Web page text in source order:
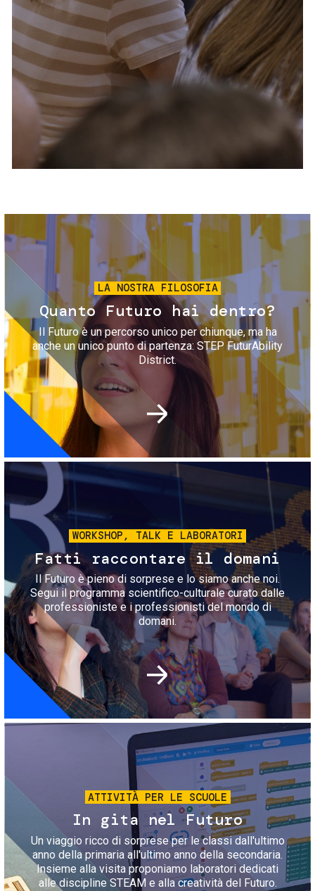
Servizi e accessibilità
Contatti
FAQ
Biglietti
Immagine
LA NOSTRA FILOSOFIA
Quanto Futuro hai dentro?
Il Futuro è un percorso unico per chiunque, ma ha
anche un unico punto di partenza: STEP FuturAbility
District.
Immagine
WORKSHOP, TALK E LABORATORI
Fatti raccontare il domani
Il Futuro è pieno di sorprese e lo siamo anche noi.
Segui il programma scientifico-culturale curato dalle
professioniste e i professionisti del mondo di
domani.
Immagine
ATTIVITÀ PER LE SCUOLE
In gita nel Futuro
Un viaggio ricco di sorprese per le classi dall'ultimo
anno della primaria all'ultimo anno della secondaria.
Insieme alla visita proponiamo laboratori dedicati
alle discipline STEAM e alla creatività del Futuro.